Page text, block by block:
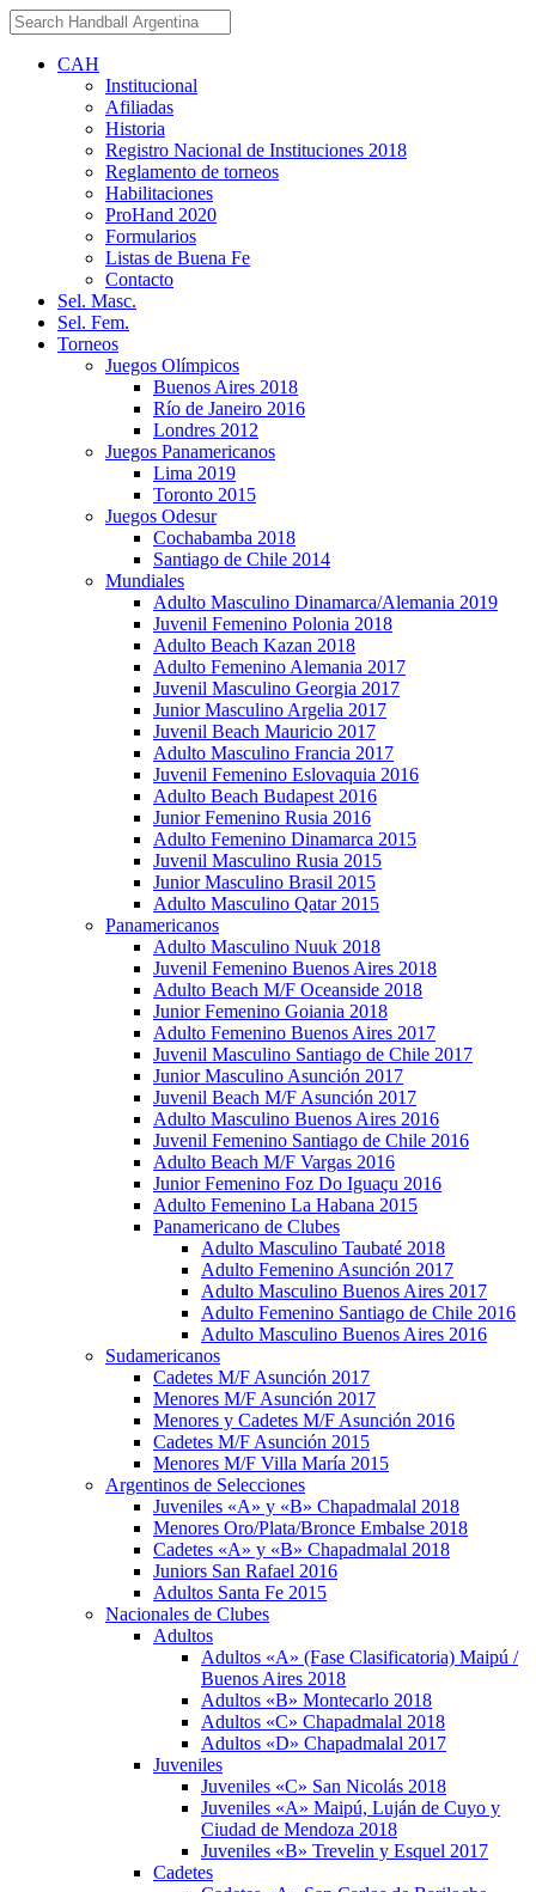
CAH
Institucional
Afiliadas
Historia
Registro Nacional de Instituciones 2018
Reglamento de torneos
Habilitaciones
ProHand 2020
Formularios
Listas de Buena Fe
Contacto
Sel. Masc.
Sel. Fem.
Torneos
Juegos Olímpicos
Buenos Aires 2018
Río de Janeiro 2016
Londres 2012
Juegos Panamericanos
Lima 2019
Toronto 2015
Juegos Odesur
Cochabamba 2018
Santiago de Chile 2014
Mundiales
Adulto Masculino Dinamarca/Alemania 2019
Juvenil Femenino Polonia 2018
Adulto Beach Kazan 2018
Adulto Femenino Alemania 2017
Juvenil Masculino Georgia 2017
Junior Masculino Argelia 2017
Juvenil Beach Mauricio 2017
Adulto Masculino Francia 2017
Juvenil Femenino Eslovaquia 2016
Adulto Beach Budapest 2016
Junior Femenino Rusia 2016
Adulto Femenino Dinamarca 2015
Juvenil Masculino Rusia 2015
Junior Masculino Brasil 2015
Adulto Masculino Qatar 2015
Panamericanos
Adulto Masculino Nuuk 2018
Juvenil Femenino Buenos Aires 2018
Adulto Beach M/F Oceanside 2018
Junior Femenino Goiania 2018
Adulto Femenino Buenos Aires 2017
Juvenil Masculino Santiago de Chile 2017
Junior Masculino Asunción 2017
Juvenil Beach M/F Asunción 2017
Adulto Masculino Buenos Aires 2016
Juvenil Femenino Santiago de Chile 2016
Adulto Beach M/F Vargas 2016
Junior Femenino Foz Do Iguaçu 2016
Adulto Femenino La Habana 2015
Panamericano de Clubes
Adulto Masculino Taubaté 2018
Adulto Femenino Asunción 2017
Adulto Masculino Buenos Aires 2017
Adulto Femenino Santiago de Chile 2016
Adulto Masculino Buenos Aires 2016
Sudamericanos
Cadetes M/F Asunción 2017
Menores M/F Asunción 2017
Menores y Cadetes M/F Asunción 2016
Cadetes M/F Asunción 2015
Menores M/F Villa María 2015
Argentinos de Selecciones
Juveniles «A» y «B» Chapadmalal 2018
Menores Oro/Plata/Bronce Embalse 2018
Cadetes «A» y «B» Chapadmalal 2018
Juniors San Rafael 2016
Adultos Santa Fe 2015
Nacionales de Clubes
Adultos
Adultos «A» (Fase Clasificatoria) Maipú /
Buenos Aires 2018
Adultos «B» Montecarlo 2018
Adultos «C» Chapadmalal 2018
Adultos «D» Chapadmalal 2017
Juveniles
Juveniles «C» San Nicolás 2018
Juveniles «A» Maipú, Luján de Cuyo y
Ciudad de Mendoza 2018
Juveniles «B» Trevelin y Esquel 2017
Cadetes